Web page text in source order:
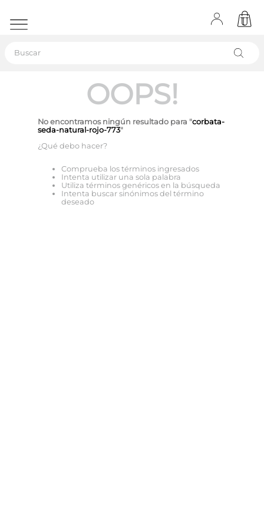
OOPS!
No encontramos ningún resultado para "corbata-
seda-natural-rojo-773"
¿Qué debo hacer?
Comprueba los términos ingresados
Intenta utilizar una sola palabra
Utiliza términos genéricos en la búsqueda
Intenta buscar sinónimos del término
deseado